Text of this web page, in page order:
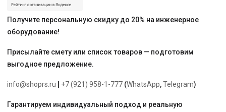
Получите персональную скидку до 20% на инженерное
оборудование!
Присылайте смету или список товаров — подготовим
выгодное предложение.
info@shoprs.ru +7 (921) 958-1-777 (WhatsApp,Telegram)
Гарантируем индивидуальный подход и реальную